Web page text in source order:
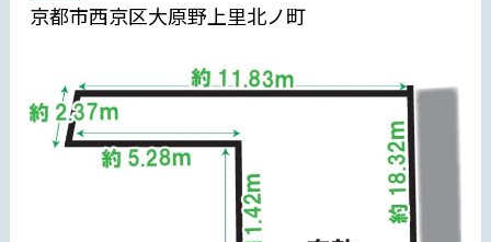
京都市西京区大原野上里北ノ町